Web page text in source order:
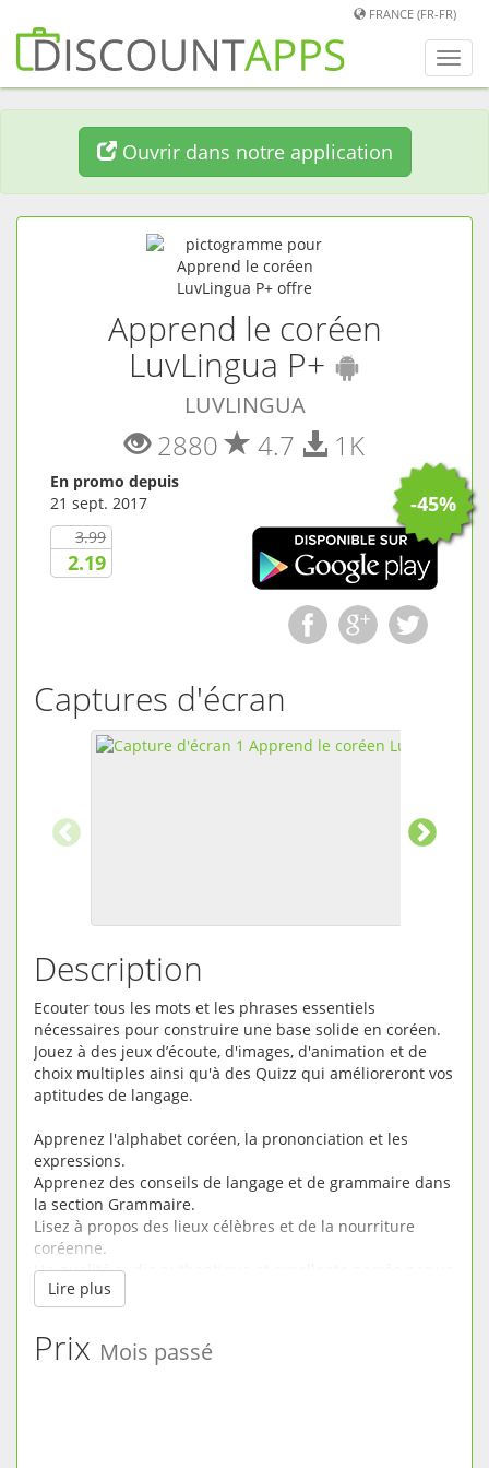
FRANCE (FR-FR)
menu
Ouvrir dans notre application
Apprend le coréen
LuvLingua P+
LUVLINGUA
2880 4.7 1K
En promo depuis
21 sept. 2017
3.99
2.19
-45%
Captures d'écran
Description
Ecouter tous les mots et les phrases essentiels
nécessaires pour construire une base solide en coréen.
Jouez à des jeux d’écoute, d'images, d'animation et de
choix multiples ainsi qu'à des Quizz qui amélioreront vos
aptitudes de langage.
Apprenez l'alphabet coréen, la prononciation et les
expressions.
Apprenez des conseils de langage et de grammaire dans
la section Grammaire.
Lisez à propos des lieux célèbres et de la nourriture
coréenne.
Un qualité audio authentique et excellente narrée par un
locuteur coréen possédant une prononciation claire.
Retrouvez rapidement un mot dans la section Recherche.
Mots et phrases courants divisés en plusieurs catégories
Lire plus
Prix Mois passé